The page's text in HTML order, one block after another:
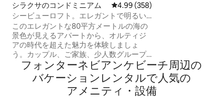
シラクサのコンドミニアム レビュー358件、5つ星中4.99つ
4.99 (358)
シービューロフト。エレガントで明るい
旧市街のリトリート
このエレガントな80平方メートルの海の
景色が見えるアパートから、オルティジ
アの時代を超えた魅力を体験しましょ
う。カップル、ご家族、少人数グループ
に最適なSuite 18は、本格的なシチリアの
特徴とモダンな快適さが融合し、島の象
徴的な名所からわずか数歩の場所にあり
フォンターネビアンケビーチ⁠周⁠辺⁠の
バ⁠ケ⁠ー⁠シ⁠ョ⁠ン⁠レ⁠ン⁠タ⁠ル⁠で人⁠気⁠の
ア⁠メ⁠ニ⁠テ⁠ィ⁠・⁠設⁠備